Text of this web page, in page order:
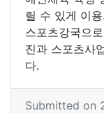
릴 수 있게 이
스포츠강국으
진과 스포츠사
다.
Submitted on